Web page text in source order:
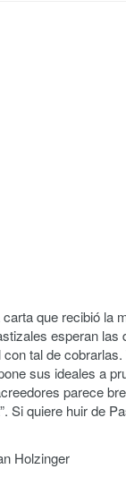
carta que recibió
esperan
tal de
sus ideales a
parece
Si quiere huir de
Holzinger